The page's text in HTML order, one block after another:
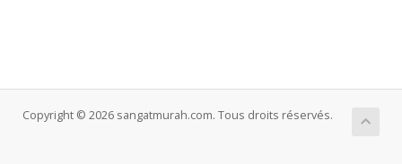
Copyright © 2026 sangatmurah.com. Tous droits réservés.